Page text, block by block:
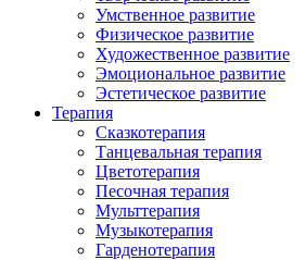
Умственное развитие
Физическое развитие
Художественное развитие
Эмоциональное развитие
Эстетическое развитие
Терапия
Сказкотерапия
Танцевальная терапия
Цветотерапия
Песочная терапия
Мульттерапия
Музыкотерапия
Гарденотерапия